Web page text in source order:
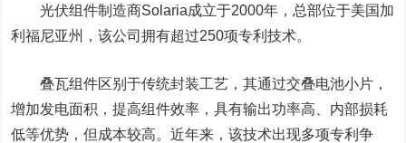
光伏组件制造商Solaria成立于2000年，总部位于美国加
利福尼亚州，该公司拥有超过250项专利技术。
叠瓦组件区别于传统封装工艺，其通过交叠电池小片，
增加发电面积，提高组件效率，具有输出功率高、内部损耗
低等优势，但成本较高。近年来，该技术出现多项专利争